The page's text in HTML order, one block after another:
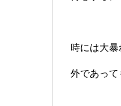
時には大暴
外であって